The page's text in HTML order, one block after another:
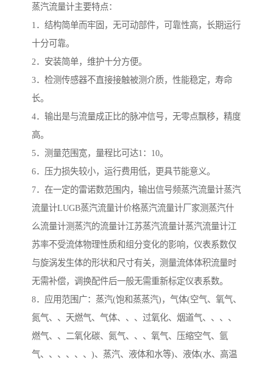
蒸汽流量计主要特点：
1．结构简单而牢固，无可动部件，可靠性高，长期运行
十分可靠。
2．安装简单，维护十分方便。
3．检测传感器不直接接触被测介质，性能稳定，寿命
长。
4．输出是与流量成正比的脉冲信号，无零点飘移，精度
高。
5．测量范围宽，量程比可达1：10。
6．压力损失较小，运行费用低，更具节能意义。
7．在一定的雷诺数范围内，输出信号频蒸汽流量计蒸汽
流量计LUGB蒸汽流量计价格蒸汽流量计厂家测蒸汽什
么流量计测蒸汽的流量计江苏蒸汽流量计蒸汽流量计江
苏率不受流体物理性质和组分变化的影响，仪表系数仅
与旋涡发生体的形状和尺寸有关，测量流体体积流量时
无需补偿，调换配件后一般无需重新标定仪表系数。
8．应用范围广：蒸汽(饱和蒸蒸汽)，气体(空气、氧气、
氮气、、天燃气、气体、、、过氧化、烟道气、、、、
燃气、、二氧化碳、氮气、、、氧气、压缩空气、氩
气、、、、、、)、蒸汽、液体和水等)、液体(水、高温